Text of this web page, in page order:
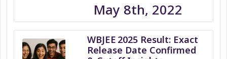
May 8th, 2022
WBJEE 2025 Result: Exact
Release Date Confirmed